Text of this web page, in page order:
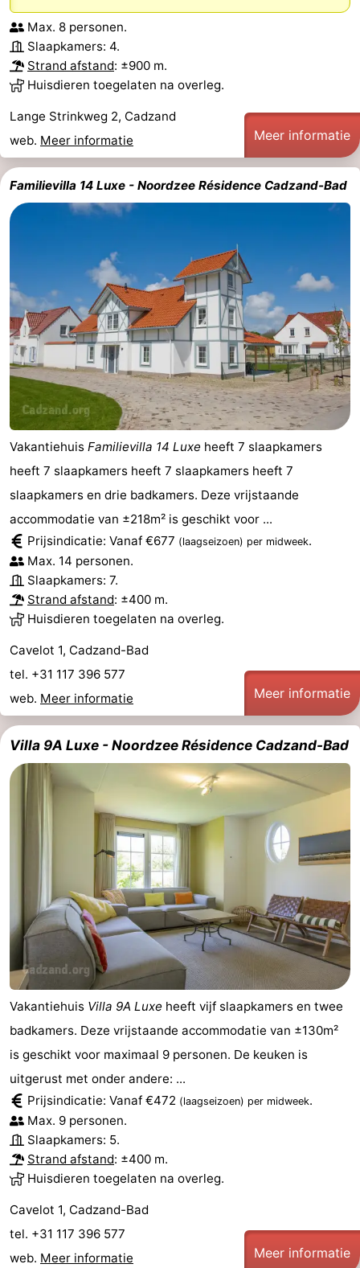
Max. 8 personen.
Slaapkamers: 4.
Strand afstand: ±900 m.
Huisdieren toegelaten na overleg.
Lange Strinkweg 2, Cadzand
web. Meer informatie Meer informatie
Familievilla 14 Luxe - Noordzee Résidence Cadzand-Bad
Vakantiehuis Familievilla 14 Luxe heeft 7 slaapkamers
heeft 7 slaapkamers heeft 7 slaapkamers heeft 7
slaapkamers en drie badkamers. Deze vrijstaande
accommodatie van ±218m² is geschikt voor ...
Prijsindicatie: Vanaf €677 (laagseizoen) per midweek.
Max. 14 personen.
Slaapkamers: 7.
Strand afstand: ±400 m.
Huisdieren toegelaten na overleg.
Cavelot 1, Cadzand-Bad
tel. +31 117 396 577
web. Meer informatie Meer informatie
Villa 9A Luxe - Noordzee Résidence Cadzand-Bad
Vakantiehuis Villa 9A Luxe heeft vijf slaapkamers en twee
badkamers. Deze vrijstaande accommodatie van ±130m²
is geschikt voor maximaal 9 personen. De keuken is
uitgerust met onder andere: ...
Prijsindicatie: Vanaf €472 (laagseizoen) per midweek.
Max. 9 personen.
Slaapkamers: 5.
Strand afstand: ±400 m.
Huisdieren toegelaten na overleg.
Cavelot 1, Cadzand-Bad
tel. +31 117 396 577
web. Meer informatie Meer informatie